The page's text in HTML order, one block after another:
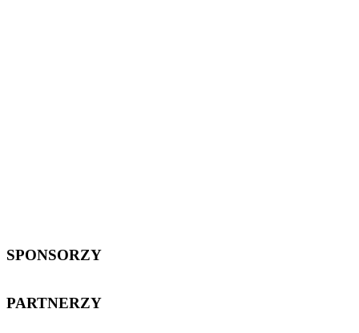
SPONSORZY
PARTNERZY